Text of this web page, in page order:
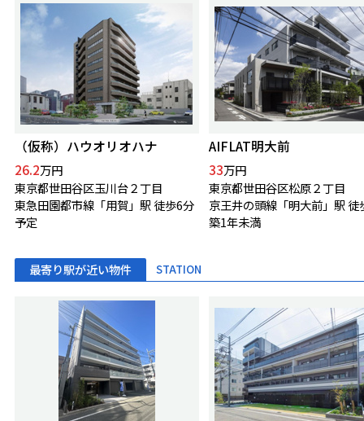
（仮称）ハウオリオハナ
26.2万円
東京都世田谷区玉川台２丁目
東急田園都市線「用賀」駅 徒歩6分
予定
AIFLAT明大前
33万円
東京都世田谷区松原２丁目
京王井の頭線「明大前」駅 徒
築1年未満
最寄り駅が近い物件 STATION